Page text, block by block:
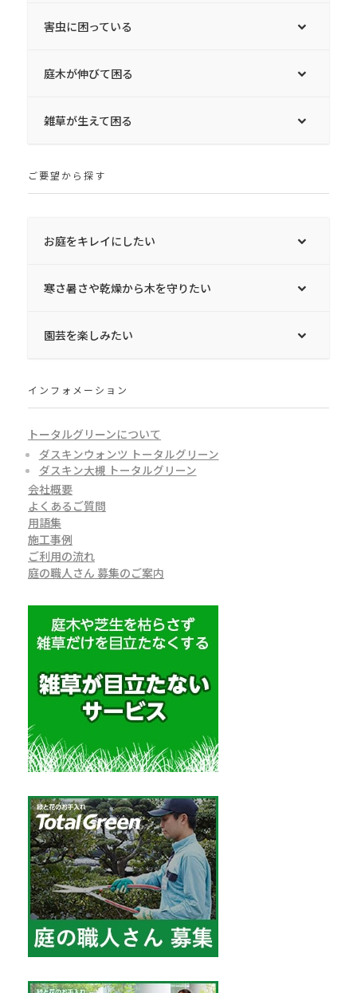
害虫に困っている
庭木が伸びて困る
雑草が生えて困る
ご要望から探す
お庭をキレイにしたい
寒さ暑さや乾燥から木を守りたい
園芸を楽しみたい
インフォメーション
トータルグリーンについて
ダスキンウォンツ トータルグリーン
ダスキン大槻 トータルグリーン
会社概要
よくあるご質問
用語集
施工事例
ご利用の流れ
庭の職人さん 募集のご案内